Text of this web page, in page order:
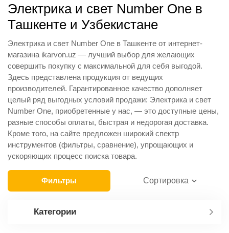
Электрика и свет Number One в
Ташкенте и Узбекистане
Электрика и свет Number One в Ташкенте от интернет-
магазина ikarvon.uz — лучший выбор для желающих
совершить покупку с максимальной для себя выгодой.
Здесь представлена продукция от ведущих
производителей. Гарантированное качество дополняет
целый ряд выгодных условий продажи: Электрика и свет
Number One, приобретенные у нас, — это доступные цены,
разные способы оплаты, быстрая и недорогая доставка.
Кроме того, на сайте предложен широкий спектр
инструментов (фильтры, сравнение), упрощающих и
ускоряющих процесс поиска товара.
Фильтры Сортировка
Категории